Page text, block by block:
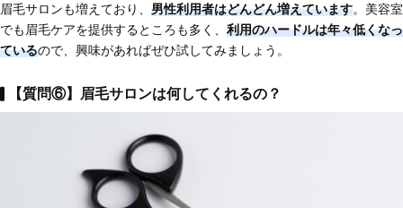
眉毛サロンも増えており、 男性利用者はどんどん増えています。美容室
でも眉毛ケアを提供するところも多く、 利用のハードルは年々低くなっ
ているので、興味があればぜひ試してみましょう。
【質問⑥】眉毛サロンは何してくれるの？